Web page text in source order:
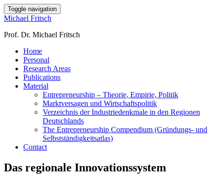
Toggle navigation
Michael Fritsch
Prof. Dr. Michael Fritsch
Home
Personal
Research Areas
Publications
Material
Entrepreneurship – Theorie, Empirie, Politik
Marktversagen und Wirtschaftspolitik
Verzeichnis der Industriedenkmale in den Regionen
Deutschlands
The Entrepreneurship Compendium (Gründungs- und
Selbstständigkeitsatlas)
Contact
Das regionale Innovationssystem